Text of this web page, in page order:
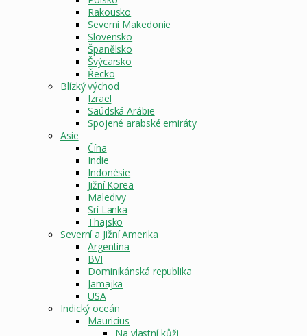
Rakousko
Severní Makedonie
Slovensko
Španělsko
Švýcarsko
Řecko
Blízký východ
Izrael
Saúdská Arábie
Spojené arabské emiráty
Asie
Čína
Indie
Indonésie
Jižní Korea
Maledivy
Srí Lanka
Thajsko
Severní a Jižní Amerika
Argentina
BVI
Dominikánská republika
Jamajka
USA
Indický oceán
Mauricius
Na vlastní kůži